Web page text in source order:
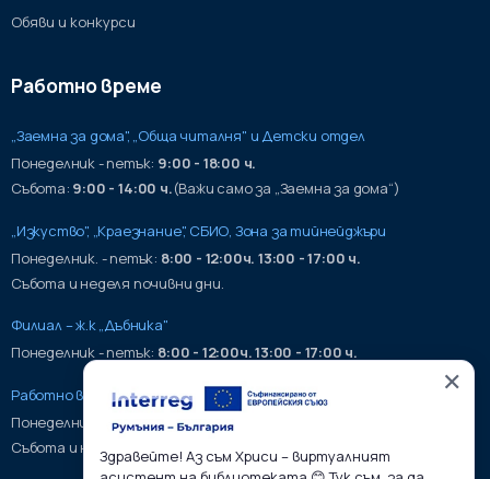
Обяви и конкурси
Работно време
„Заемна за дома", „Обща читалня" и Детски отдел
Понеделник - петък: 9:00 - 18:00 ч.
Събота: 9:00 - 14:00 ч.(Важи само за „Заемна за дома“)
„Изкуство", „Краезнание", СБИО, Зона за тийнейджъри
Понеделник. - петък: 8:00 - 12:00ч. 13:00 - 17:00 ч.
Събота и неделя почивни дни.
Филиал – ж.к „Дъбника"
Понеделник - петък: 8:00 - 12:00ч. 13:00 - 17:00 ч.
Работно време на хранилища:
Понеделник - петък:9:00 - 17:00ч.
Събота и неделя почивни дни.
✕
Здравейте! Аз съм Хриси – виртуалният